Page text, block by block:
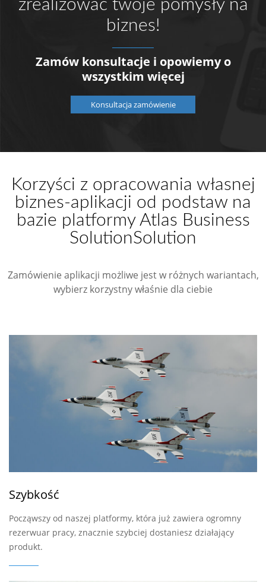
zrealizować twoje pomysły na
biznes!
Zamów konsultacje i opowiemy o
wszystkim więcej
Konsultacja zamówienie
Korzyści z opracowania własnej
biznes-aplikacji od podstaw na
bazie platformy Atlas Business
SolutionSolution
Zamówienie aplikacji możliwe jest w różnych wariantach,
wybierz korzystny właśnie dla ciebie
Szybkość
Począwszy od naszej platformy, która już zawiera ogromny
rezerwuar pracy, znacznie szybciej dostaniesz działający
produkt.